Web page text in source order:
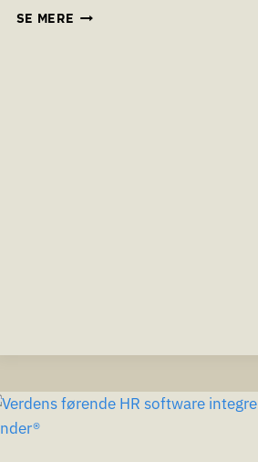
SE MERE LAVSPÆNDINGSDIREKTIVET